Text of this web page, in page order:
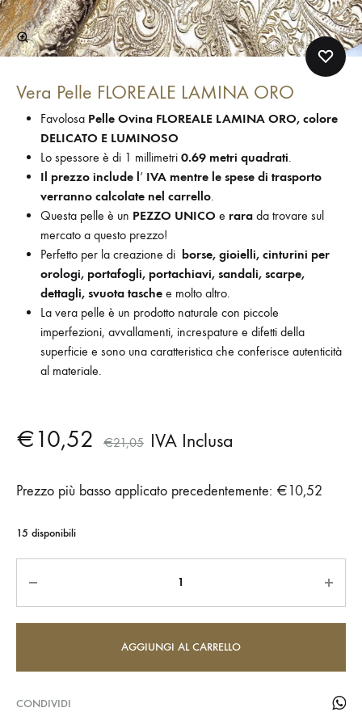
Vera Pelle FLOREALE LAMINA ORO
Favolosa Pelle Ovina FLOREALE LAMINA ORO, colore
DELICATO E LUMINOSO
Lo spessore è di 1 millimetri 0.69 metri quadrati.
Il prezzo include l‘ IVA mentre le spese di trasporto
verranno calcolate nel carrello.
Questa pelle è un PEZZO UNICO e rara da trovare sul
mercato a questo prezzo!
Perfetto per la creazione di borse, gioielli, cinturini per
orologi, portafogli, portachiavi, sandali, scarpe,
dettagli, svuota tasche e molto altro.
La vera pelle è un prodotto naturale con piccole
imperfezioni, avvallamenti, increspature e difetti della
superficie e sono una caratteristica che conferisce autenticità
al materiale.
€10,52 €21,05 IVA Inclusa
Prezzo più basso applicato precedentemente: €10,52
15 disponibili
AGGIUNGI AL CARRELLO
CONDIVIDI